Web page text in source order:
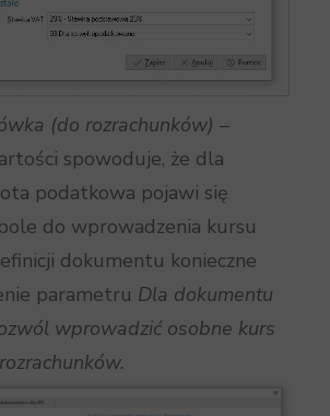
(do rozrachunków) –
spowoduje, że dla
podatkowa pojawi się
do wprowadzenia kursu
dokumentu konieczne
parametru Dla dokumentu
wprowadzić osobne kurs